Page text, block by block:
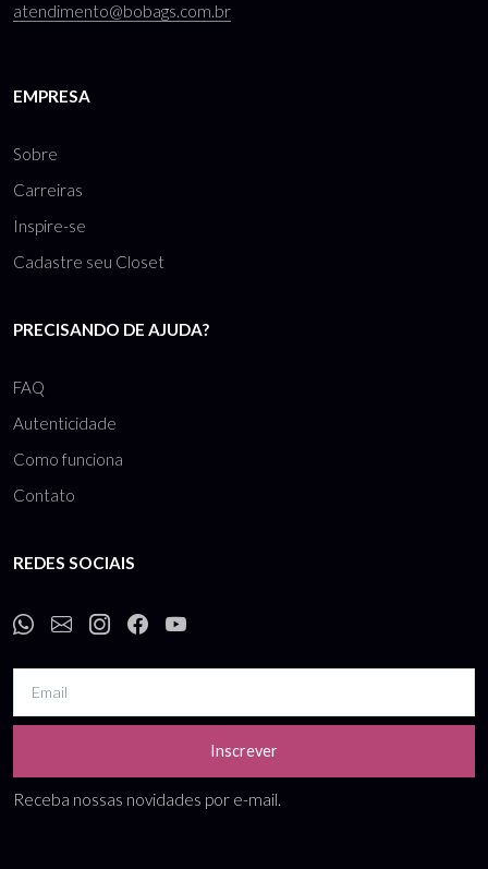
atendimento@bobags.com.br
EMPRESA
Sobre
Carreiras
Inspire-se
Cadastre seu Closet
PRECISANDO DE AJUDA?
FAQ
Autenticidade
Como funciona
Contato
REDES SOCIAIS
Inscrever
Receba nossas novidades por e-mail.